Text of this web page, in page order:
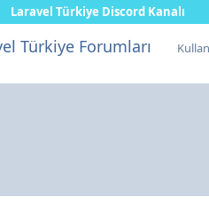
Laravel Türkiye Discord Kanalı
Türkiye Forumları